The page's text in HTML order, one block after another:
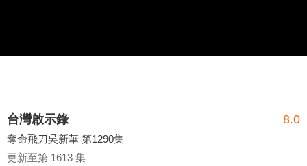
台灣啟示錄 8.0
奪命飛刀吳新華 第1290集
更新至第 1613 集